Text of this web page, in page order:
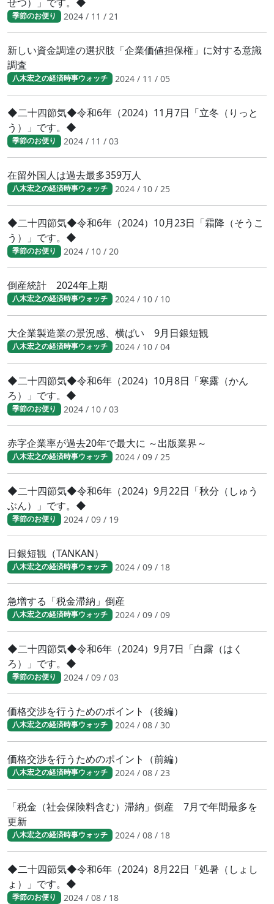
季節のお便り 2024 / 11 / 21
新しい資金調達の選択肢「企業価値担保権」に対する意識
調査
八木宏之の経済時事ウォッチ 2024 / 11 / 05
◆二十四節気◆令和6年（2024）11月7日「立冬（りっと
う）」です。◆
季節のお便り 2024 / 11 / 03
在留外国人は過去最多359万人
八木宏之の経済時事ウォッチ 2024 / 10 / 25
◆二十四節気◆令和6年（2024）10月23日「霜降（そうこ
う）」です。◆
季節のお便り 2024 / 10 / 20
倒産統計 2024年上期
八木宏之の経済時事ウォッチ 2024 / 10 / 10
大企業製造業の景況感、横ばい 9月日銀短観
八木宏之の経済時事ウォッチ 2024 / 10 / 04
◆二十四節気◆令和6年（2024）10月8日「寒露（かん
ろ）」です。◆
季節のお便り 2024 / 10 / 03
赤字企業率が過去20年で最大に ～出版業界～
八木宏之の経済時事ウォッチ 2024 / 09 / 25
◆二十四節気◆令和6年（2024）9月22日「秋分（しゅう
ぶん）」です。◆
季節のお便り 2024 / 09 / 19
日銀短観（TANKAN）
八木宏之の経済時事ウォッチ 2024 / 09 / 18
急増する「税金滞納」倒産
八木宏之の経済時事ウォッチ 2024 / 09 / 09
◆二十四節気◆令和6年（2024）9月7日「白露（はく
ろ）」です。◆
季節のお便り 2024 / 09 / 03
価格交渉を行うためのポイント（後編）
八木宏之の経済時事ウォッチ 2024 / 08 / 30
価格交渉を行うためのポイント（前編）
八木宏之の経済時事ウォッチ 2024 / 08 / 23
「税金（社会保険料含む）滞納」倒産 7月で年間最多を
更新
八木宏之の経済時事ウォッチ 2024 / 08 / 18
◆二十四節気◆令和6年（2024）8月22日「処暑（しょし
ょ）」です。◆
季節のお便り 2024 / 08 / 18